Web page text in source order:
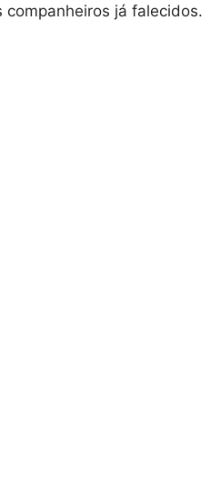
companheiros já falecidos.